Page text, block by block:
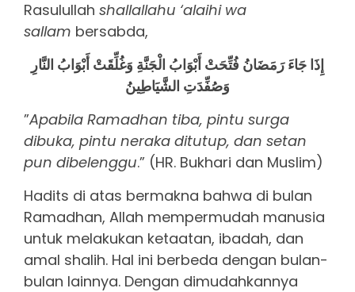
Rasulullah shallallahu ‘alaihi wa
sallam bersabda,
إِذَا جَاءَ رَمَضَانُ فُتِّحَتْ أَبْوَابُ الْجَنَّةِ وَغُلِّقَتْ أَبْوَابُ النَّارِ
وَصُفِّدَتِ الشَّيَاطِينُ
”Apabila Ramadhan tiba, pintu surga
dibuka, pintu neraka ditutup, dan setan
pun dibelenggu.” (HR. Bukhari dan Muslim)
Hadits di atas bermakna bahwa di bulan
Ramadhan, Allah mempermudah manusia
untuk melakukan ketaatan, ibadah, dan
amal shalih. Hal ini berbeda dengan bulan-
bulan lainnya. Dengan dimudahkannya